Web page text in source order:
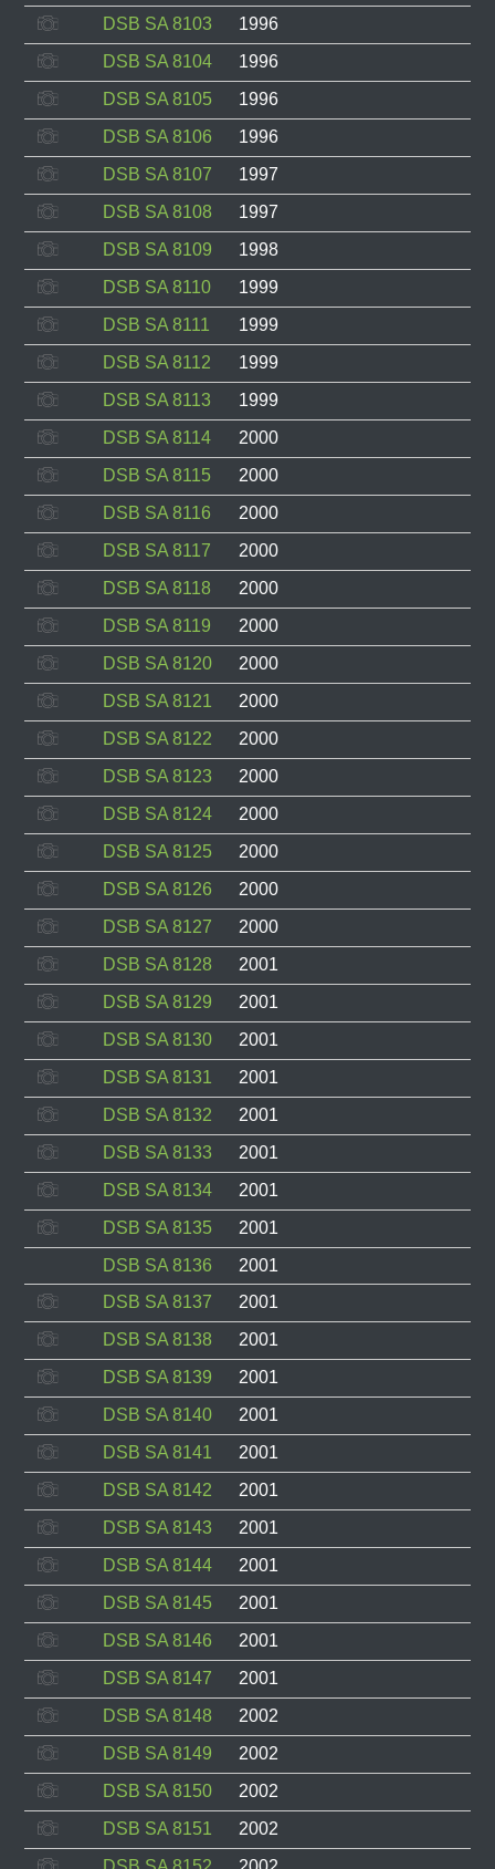
DSB SA 8103
1996
DSB SA 8104
1996
DSB SA 8105
1996
DSB SA 8106
1996
DSB SA 8107
1997
DSB SA 8108
1997
DSB SA 8109
1998
DSB SA 8110
1999
DSB SA 8111
1999
DSB SA 8112
1999
DSB SA 8113
1999
DSB SA 8114
2000
DSB SA 8115
2000
DSB SA 8116
2000
DSB SA 8117
2000
DSB SA 8118
2000
DSB SA 8119
2000
DSB SA 8120
2000
DSB SA 8121
2000
DSB SA 8122
2000
DSB SA 8123
2000
DSB SA 8124
2000
DSB SA 8125
2000
DSB SA 8126
2000
DSB SA 8127
2000
DSB SA 8128
2001
DSB SA 8129
2001
DSB SA 8130
2001
DSB SA 8131
2001
DSB SA 8132
2001
DSB SA 8133
2001
DSB SA 8134
2001
DSB SA 8135
2001
DSB SA 8136
2001
DSB SA 8137
2001
DSB SA 8138
2001
DSB SA 8139
2001
DSB SA 8140
2001
DSB SA 8141
2001
DSB SA 8142
2001
DSB SA 8143
2001
DSB SA 8144
2001
DSB SA 8145
2001
DSB SA 8146
2001
DSB SA 8147
2001
DSB SA 8148
2002
DSB SA 8149
2002
DSB SA 8150
2002
DSB SA 8151
2002